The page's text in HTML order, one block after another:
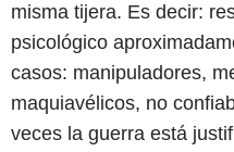
misma tijera. Es decir:
psicológico
casos: manipuladores,
maquiavélicos, no
veces la guerra está